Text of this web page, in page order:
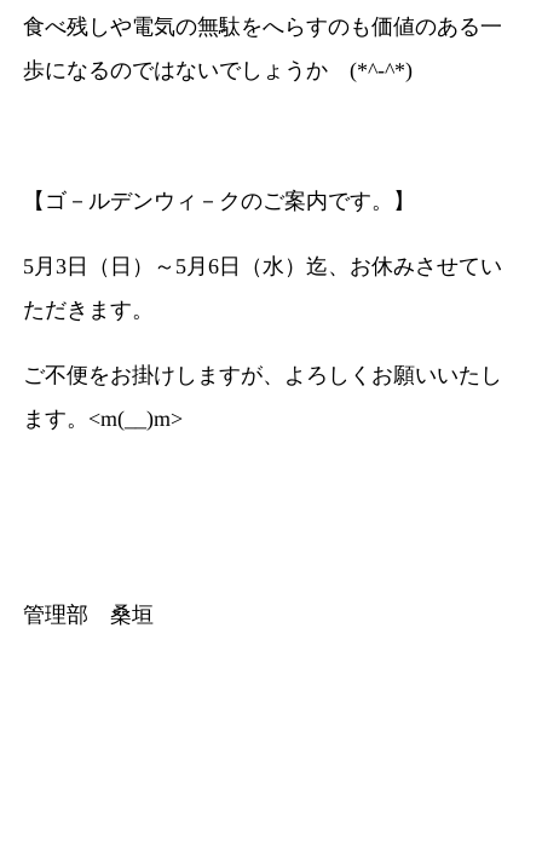
食べ残しや電気の無駄をへらすのも価値のある一
歩になるのではないでしょうか (*^-^*)
【ゴ－ルデンウィ－クのご案内です。】
5月3日（日）～5月6日（水）迄、お休みさせてい
ただきます。
ご不便をお掛けしますが、よろしくお願いいたし
ます。<m(__)m>
管理部 桑垣